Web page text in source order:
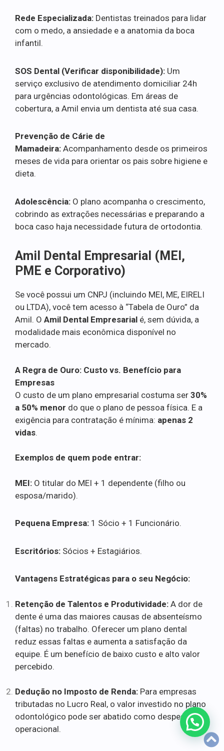
Rede Especializada: Dentistas treinados para lidar
com o medo, a ansiedade e a anatomia da boca
infantil.
SOS Dental (Verificar disponibilidade): Um
serviço exclusivo de atendimento domiciliar 24h
para urgências odontológicas. Em áreas de
cobertura, a Amil envia um dentista até sua casa.
Prevenção de Cárie de
Mamadeira: Acompanhamento desde os primeiros
meses de vida para orientar os pais sobre higiene e
dieta.
Adolescência: O plano acompanha o crescimento,
cobrindo as extrações necessárias e preparando a
boca caso haja necessidade futura de ortodontia.
Amil Dental Empresarial (MEI,
PME e Corporativo)
Se você possui um CNPJ (incluindo MEI, ME, EIRELI
ou LTDA), você tem acesso à “Tabela de Ouro” da
Amil. O Amil Dental Empresarial é, sem dúvida, a
modalidade mais econômica disponível no
mercado.
A Regra de Ouro: Custo vs. Benefício para
Empresas
O custo de um plano empresarial costuma ser 30%
a 50% menor do que o plano de pessoa física. E a
exigência para contratação é mínima: apenas 2
vidas.
Exemplos de quem pode entrar:
MEI: O titular do MEI + 1 dependente (filho ou
esposa/marido).
Pequena Empresa: 1 Sócio + 1 Funcionário.
Escritórios: Sócios + Estagiários.
Vantagens Estratégicas para o seu Negócio:
Retenção de Talentos e Produtividade: A dor de
dente é uma das maiores causas de absenteísmo
(faltas) no trabalho. Oferecer um plano dental
reduz essas faltas e aumenta a satisfação da
equipe. É um benefício de baixo custo e alto valor
percebido.
Dedução no Imposto de Renda: Para empresas
tributadas no Lucro Real, o valor investido no plano
odontológico pode ser abatido como despesa
operacional.